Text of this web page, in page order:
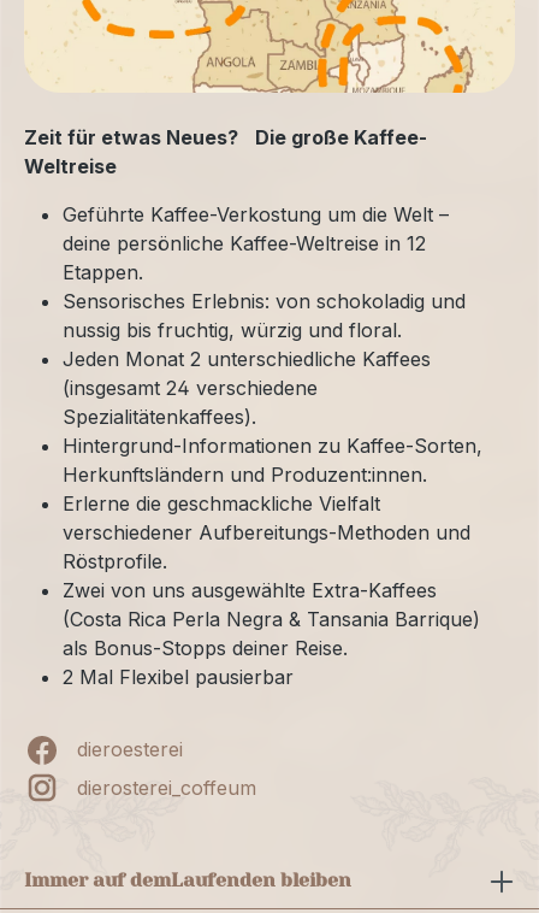
Zeit für etwas Neues? Die große Kaffee-
Weltreise
Geführte Kaffee-Verkostung um die Welt –
deine persönliche Kaffee-Weltreise in 12
Etappen.
Sensorisches Erlebnis: von schokoladig und
nussig bis fruchtig, würzig und floral.
Jeden Monat 2 unterschiedliche Kaffees
(insgesamt 24 verschiedene
Spezialitätenkaffees).
Hintergrund-Informationen zu Kaffee-Sorten,
Herkunftsländern und Produzent:innen.
Erlerne die geschmackliche Vielfalt
verschiedener Aufbereitungs-Methoden und
Röstprofile.
Zwei von uns ausgewählte Extra-Kaffees
(Costa Rica Perla Negra & Tansania Barrique)
als Bonus-Stopps deiner Reise.
2 Mal Flexibel pausierbar
dieroesterei
dierosterei_coffeum
Immer auf demLaufenden bleiben